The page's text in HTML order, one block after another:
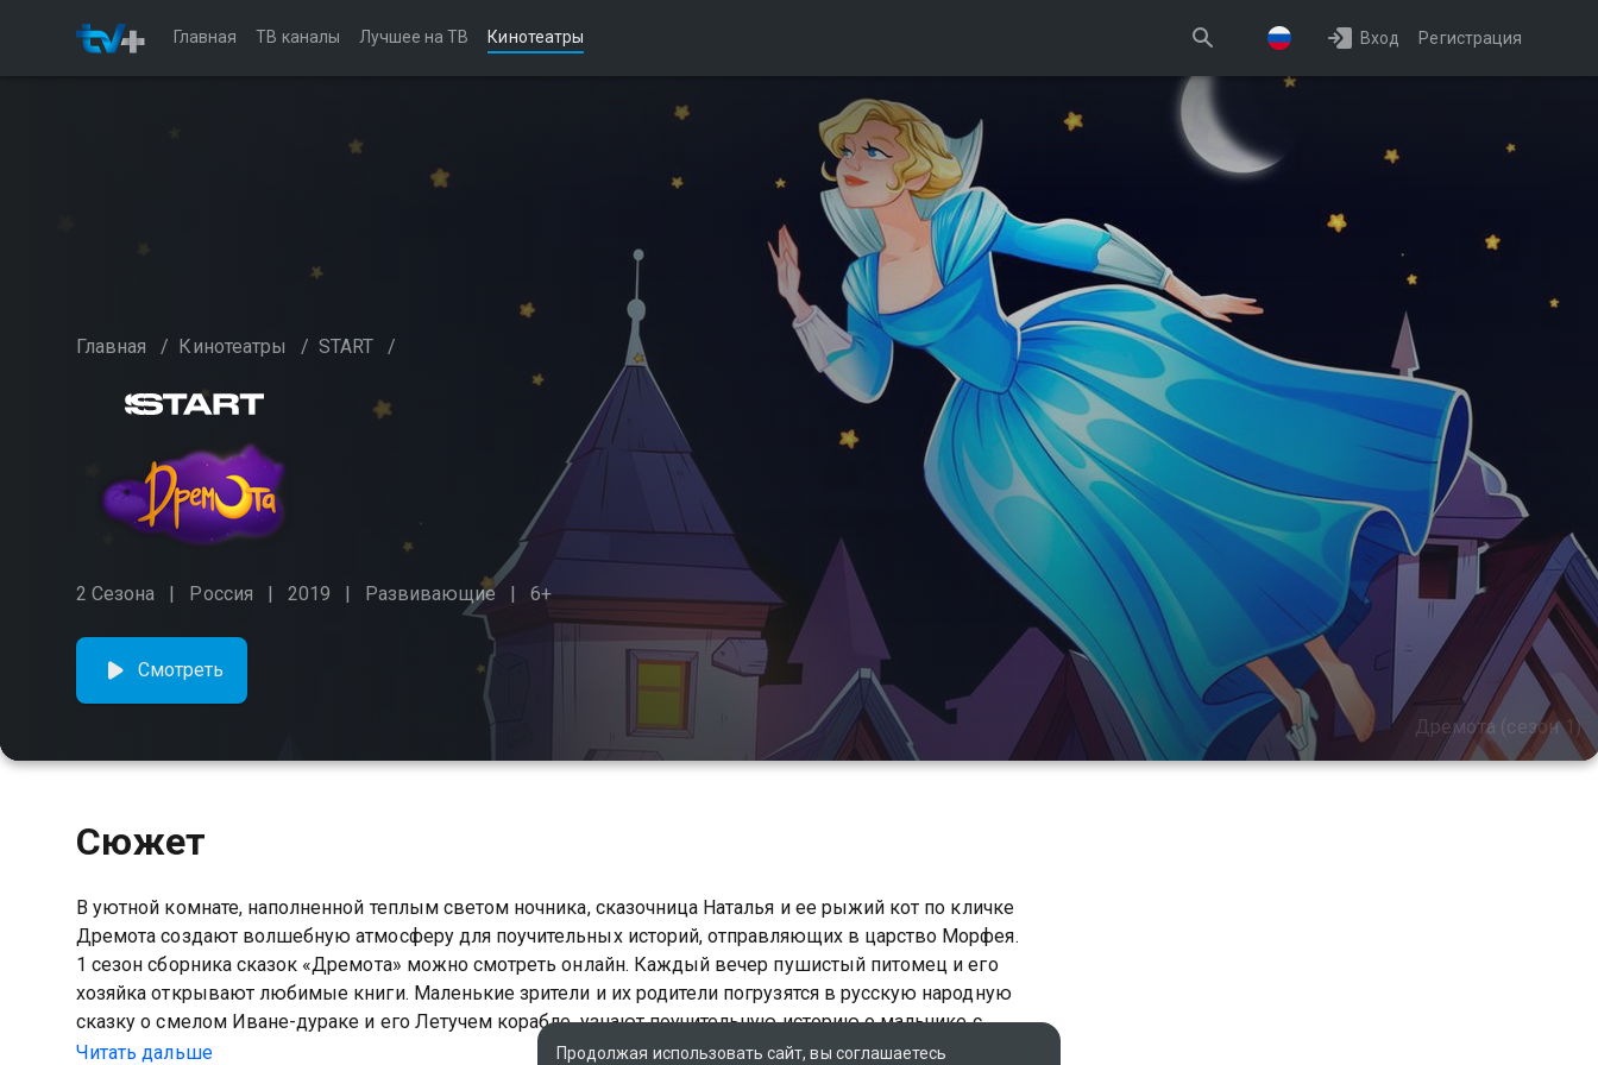
Главная ТВ каналы Лучшее на ТВ Кинотеатры Вход Регистрация
Главная / Кинотеатры / START /
2 Сезона Россия 2019 Развивающие 6+
Дремота (сезон 1)
Смотреть
Сюжет
В уютной комнате, наполненной теплым светом ночника, сказочница Наталья и ее рыжий кот по кличке
Дремота создают волшебную атмосферу для поучительных историй, отправляющих в царство Морфея.
1 сезон сборника сказок «Дремота» можно смотреть онлайн. Каждый вечер пушистый питомец и его
хозяйка открывают любимые книги. Маленькие зрители и их родители погрузятся в русскую народную
сказку о смелом Иване-дураке и его Летучем корабле, узнают поучительную историю о мальчике с
неразменным рублем, отправятся в путешествие с озорной мышкой Гликерией. Тихий мелодичный голос
Читать дальше Продолжая использовать сайт, вы соглашаетесь